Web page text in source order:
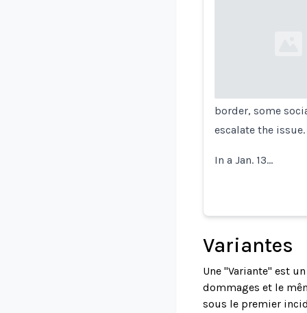
border, some
escalate the issue.
In a Jan. 13…
Variantes
Une "Variante" est
dommages et le
sous le premier